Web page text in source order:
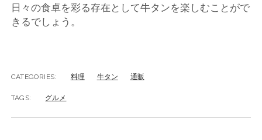
日々の食卓を彩る存在として牛タンを楽しむことがで
きるでしょう。
CATEGORIES: 料理 牛タン 通販
TAGS: グルメ